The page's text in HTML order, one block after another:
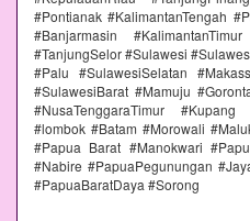
#Pontianak #KalimantanTengah
#Banjarmasin
#TanjungSelor #Sulawesi
#Palu #SulawesiSelatan
#SulawesiBarat #Mamuju
#NusaTenggaraTimur #Kupang
#lombok #Batam #Morowali
#Papua Barat #Manokwari
#Nabire #PapuaPegunungan
#PapuaBaratDaya #Sorong